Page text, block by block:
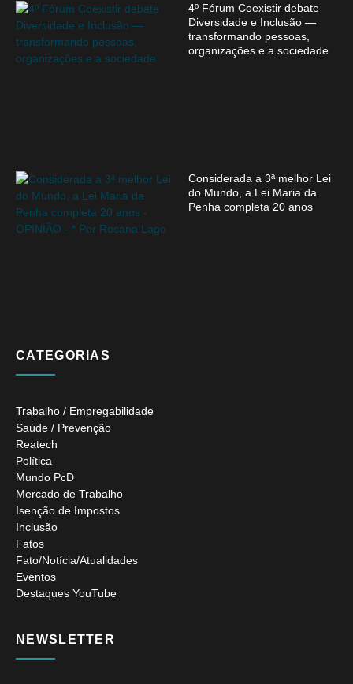
4º Fórum Coexistir debate
Diversidade e Inclusão —
transformando pessoas,
organizações e a sociedade
Considerada a 3ª melhor Lei
do Mundo, a Lei Maria da
Penha completa 20 anos
CATEGORIAS
Trabalho / Empregabilidade
Saúde / Prevenção
Reatech
Política
Mundo PcD
Mercado de Trabalho
Isenção de Impostos
Inclusão
Fatos
Fato/Notícia/Atualidades
Eventos
Destaques YouTube
NEWSLETTER